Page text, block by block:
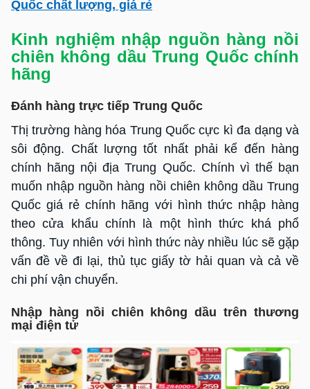
Quốc chất lượng, giá rẻ
Kinh nghiệm nhập nguồn hàng nồi
chiên không dầu Trung Quốc chính
hãng
Đánh hàng trực tiếp Trung Quốc
Thị trường hàng hóa Trung Quốc cực kì đa dạng và
sôi động. Chất lượng tốt nhất phải kể đến hàng
chính hãng nội địa Trung Quốc. Chính vì thế bạn
muốn nhập nguồn hàng nồi chiên không dầu Trung
Quốc giá rẻ chính hãng với hình thức nhập hàng
theo cửa khẩu chính là một hình thức khá phổ
thông. Tuy nhiên với hình thức này nhiều lúc sẽ gặp
vấn đề về đi lại, thủ tục giấy tờ hải quan và cả về
chi phí vận chuyển.
Nhập hàng nồi chiên không dầu trên thương
mại điện tử